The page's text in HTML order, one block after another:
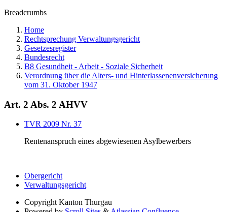
Breadcrumbs
Home
Rechtsprechung Verwaltungsgericht
Gesetzesregister
Bundesrecht
B8 Gesundheit - Arbeit - Soziale Sicherheit
Verordnung über die Alters- und Hinterlassenenversicherung
vom 31. Oktober 1947
Art. 2 Abs. 2 AHVV
TVR 2009 Nr. 37
Rentenanspruch eines abgewiesenen Asylbewerbers
Obergericht
Verwaltungsgericht
Copyright Kanton Thurgau